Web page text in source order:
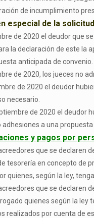
de incumplimiento
especial de la
de 2020 el deudor que
la declaración de este la
anticipada de convenio.
de 2020, los jueces no
de 2020 el deudor
necesario.
de 2020 el deudor
a una
y pagos por
que se declaren
tesorería en concepto de
quienes, según la ley,
que se declaren
quienes según la
realizados por cuenta de